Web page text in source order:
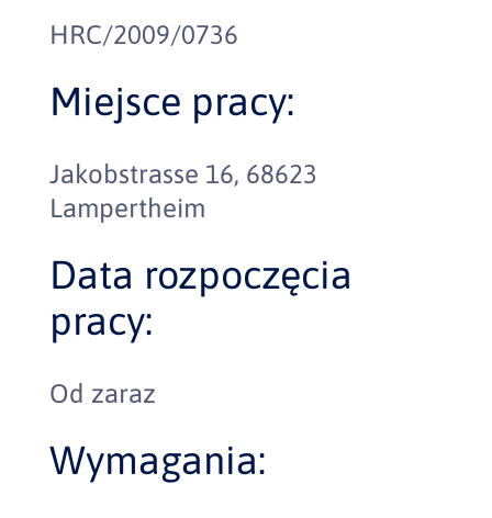
HRC/2009/0736
Miejsce pracy:
Jakobstrasse 16, 68623
Lampertheim
Data rozpoczęcia
pracy:
Od zaraz
Wymagania: